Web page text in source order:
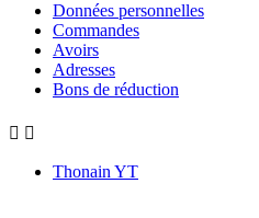
Données personnelles
Commandes
Avoirs
Adresses
Bons de réduction
 
Thonain YT